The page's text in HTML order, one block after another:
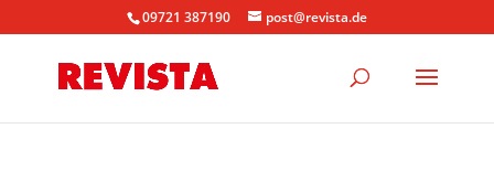
09721 387190 post@revista.de